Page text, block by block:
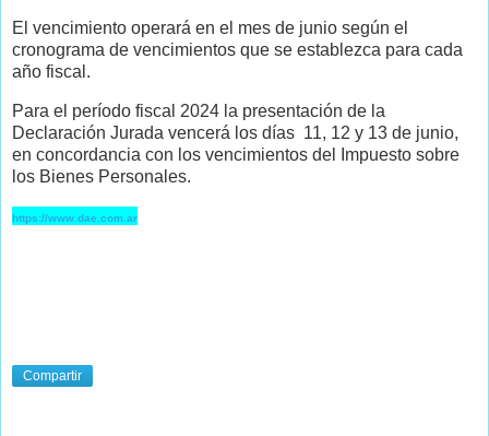
El vencimiento operará en el mes de junio según el
cronograma de vencimientos que se establezca para cada
año fiscal.
Para el período fiscal 2024 la presentación de la
Declaración Jurada vencerá los días 11, 12 y 13 de junio,
en concordancia con los vencimientos del Impuesto sobre
los Bienes Personales.
https://www.dae.com.ar
Compartir